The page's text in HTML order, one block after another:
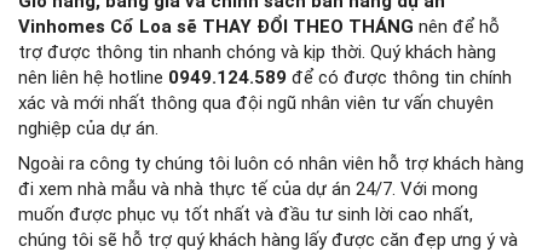
Vinhomes Cổ Loa sẽ THAY ĐỔI THEO THÁNG nên để hỗ
trợ được thông tin nhanh chóng và kịp thời. Quý khách hàng
nên liên hệ hotline 0949.124.589 để có được thông tin chính
xác và mới nhất thông qua đội ngũ nhân viên tư vấn chuyên
nghiệp của dự án.
Ngoài ra công ty chúng tôi luôn có nhân viên hỗ trợ khách hàng
đi xem nhà mẫu và nhà thực tế của dự án 24/7. Với mong
muốn được phục vụ tốt nhất và đầu tư sinh lời cao nhất,
chúng tôi sẽ hỗ trợ quý khách hàng lấy được căn đẹp ưng ý và